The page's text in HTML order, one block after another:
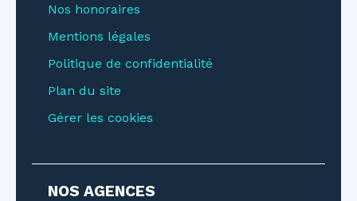
Nos honoraires
Mentions légales
Politique de confidentialité
Plan du site
Gérer les cookies
NOS AGENCES